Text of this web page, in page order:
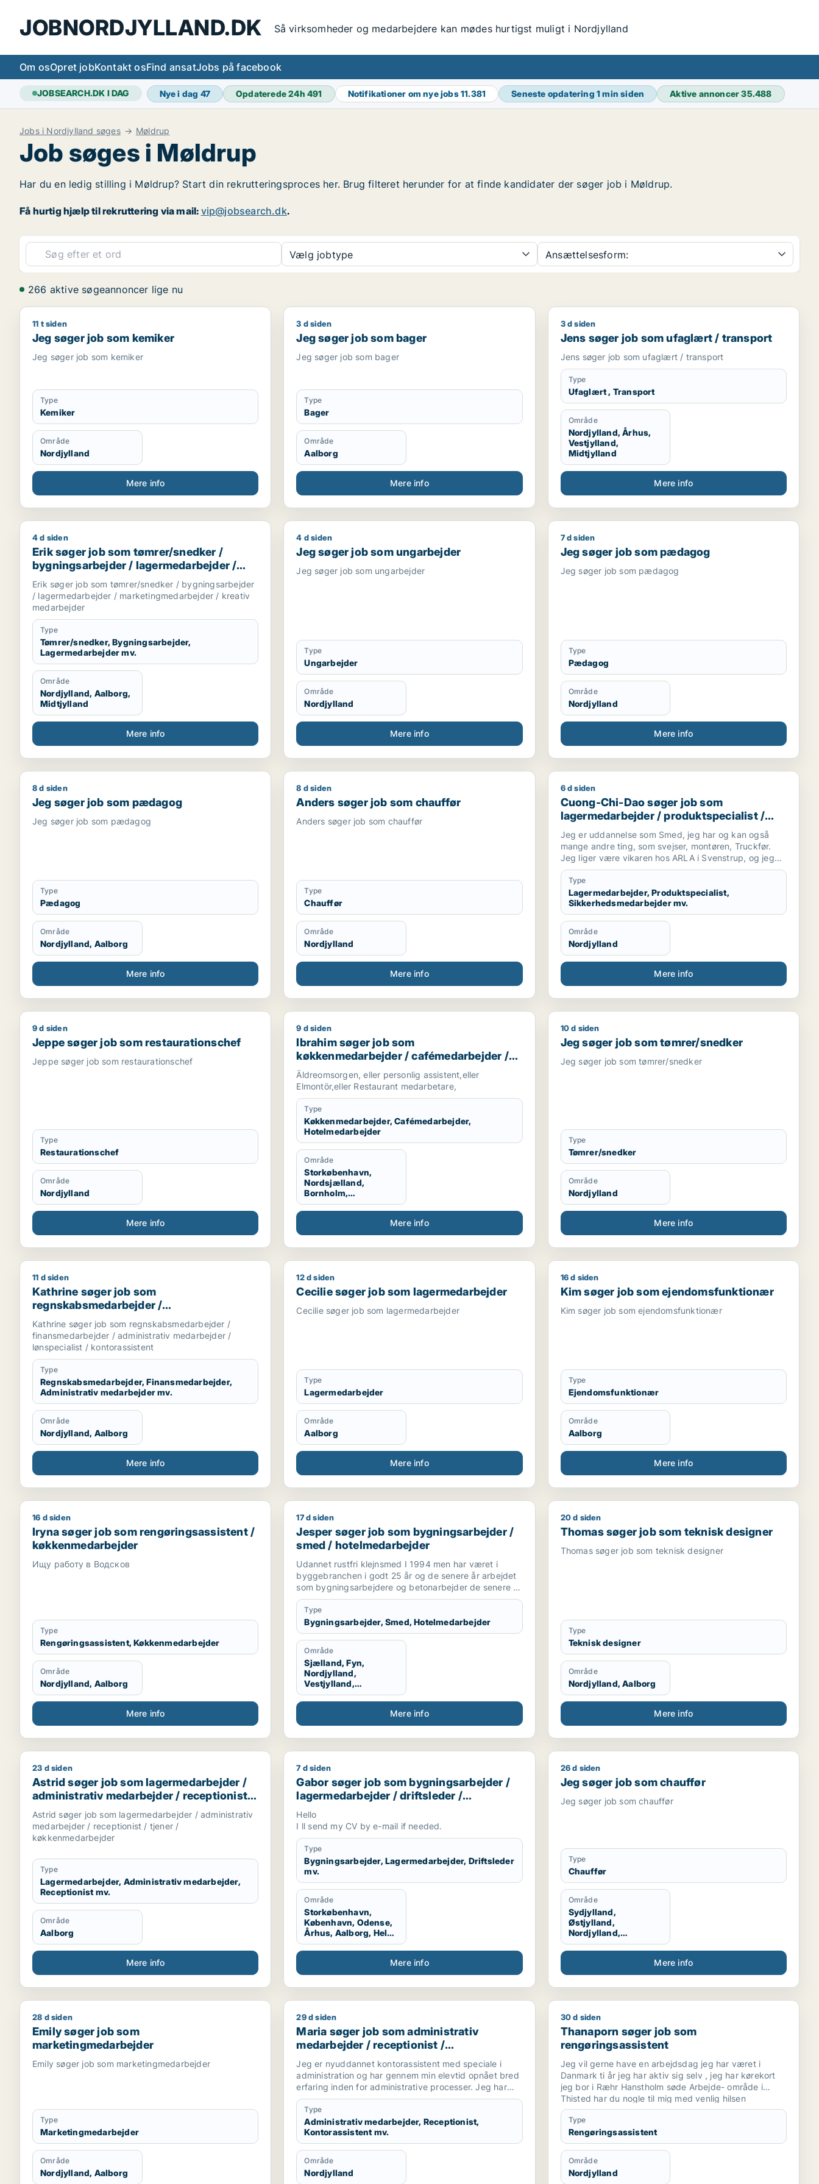
JOBNORDJYLLAND.DK Så virksomheder og medarbejdere kan mødes hurtigst muligt i Nordjylland
Om osOpret jobKontakt osFind ansatJobs på facebook
JOBSEARCH.DK I DAG Nye i dag 47 Opdaterede 24h491 Notifikationer om nye jobs11.381 Seneste opdatering1 min siden Aktive annoncer35.488
Jobs i Nordjylland søges Møldrup
Job søges i Møldrup
Har du en ledig stilling i Møldrup? Start din rekrutteringsproces her. Brug filteret herunder for at finde kandidater der søger job i Møldrup.
Få hurtig hjælp til rekruttering via mail: vip@jobsearch.dk.
Vælg jobtype Ansættelsesform:
266 aktive søgeannoncer lige nu
Jeg søger job som kemiker
11 t siden
Jeg søger job som kemiker
Jeg søger job som kemiker
Type
Kemiker
Område
Nordjylland
Mere info
Jeg søger job som bager
3 d siden
Jeg søger job som bager
Jeg søger job som bager
Type
Bager
Område
Aalborg
Mere info
Jens søger job som ufaglært / transport
3 d siden
Jens søger job som ufaglært / transport
Jens søger job som ufaglært / transport
Type
Ufaglært , Transport
Område
Nordjylland, Århus,
Vestjylland,
Midtjylland
Mere info
Erik søger job som tømrer/snedker / bygningsarbejder / lagermedarbejder / marketingmedarbejder / kreativ medarbejder
4 d siden
Erik søger job som tømrer/snedker /
bygningsarbejder / lagermedarbejder /
marketingmedarbejder / kreativ
medarbejder
Erik søger job som tømrer/snedker / bygningsarbejder
/ lagermedarbejder / marketingmedarbejder / kreativ
medarbejder
Type
Tømrer/snedker, Bygningsarbejder,
Lagermedarbejder mv.
Område
Nordjylland, Aalborg,
Midtjylland
Mere info
Jeg søger job som ungarbejder
4 d siden
Jeg søger job som ungarbejder
Jeg søger job som ungarbejder
Type
Ungarbejder
Område
Nordjylland
Mere info
Jeg søger job som pædagog
7 d siden
Jeg søger job som pædagog
Jeg søger job som pædagog
Type
Pædagog
Område
Nordjylland
Mere info
Jeg søger job som pædagog
8 d siden
Jeg søger job som pædagog
Jeg søger job som pædagog
Type
Pædagog
Område
Nordjylland, Aalborg
Mere info
Anders søger job som chauffør
8 d siden
Anders søger job som chauffør
Anders søger job som chauffør
Type
Chauffør
Område
Nordjylland
Mere info
Cuong-Chi-Dao søger job som lagermedarbejder /
6 d siden
Cuong-Chi-Dao søger job som
lagermedarbejder / produktspecialist /
sikkerhedsmedarbejder / smed /
logistikmedarbejder
Jeg er uddannelse som Smed, jeg har og kan også
mange andre ting, som svejser, montøren, Truckfør.
Jeg liger være vikaren hos ARLA i Svenstrup, og jeg
kan beviser at jeg er gode medarbejder......
Type
Lagermedarbejder, Produktspecialist,
Sikkerhedsmedarbejder mv.
Område
Nordjylland
Mere info
Jeppe søger job som restaurationschef
9 d siden
Jeppe søger job som restaurationschef
Jeppe søger job som restaurationschef
Type
Restaurationschef
Område
Nordjylland
Mere info
Ibrahim søger job som køkkenmedarbejder / cafémedarbejder / hotelmedarbejder
9 d siden
Ibrahim søger job som
køkkenmedarbejder / cafémedarbejder /
hotelmedarbejder
Äldreomsorgen, eller personlig assistent,eller
Elmontör,eller Restaurant medarbetare,
Type
Køkkenmedarbejder, Cafémedarbejder,
Hotelmedarbejder
Område
Storkøbenhavn,
Nordsjælland,
Bornholm,
København, Odense,
Århus, Aalborg, Midt-
Sydsjælland, Hele
Mere info
Jeg søger job som tømrer/snedker
10 d siden
Jeg søger job som tømrer/snedker
Jeg søger job som tømrer/snedker
Type
Tømrer/snedker
Område
Nordjylland
Mere info
Kathrine søger job som regnskabsmedarbejder / finansmedarbejder / administrativ medarbejder / lønspecialist / kontorassistent
11 d siden
Kathrine søger job som
regnskabsmedarbejder /
finansmedarbejder / administrativ
medarbejder / lønspecialist /
kontorassistent
Kathrine søger job som regnskabsmedarbejder /
finansmedarbejder / administrativ medarbejder /
lønspecialist / kontorassistent
Type
Regnskabsmedarbejder, Finansmedarbejder,
Administrativ medarbejder mv.
Område
Nordjylland, Aalborg
Mere info
Cecilie søger job som lagermedarbejder
12 d siden
Cecilie søger job som lagermedarbejder
Cecilie søger job som lagermedarbejder
Type
Lagermedarbejder
Område
Aalborg
Mere info
Kim søger job som ejendomsfunktionær
16 d siden
Kim søger job som ejendomsfunktionær
Kim søger job som ejendomsfunktionær
Type
Ejendomsfunktionær
Område
Aalborg
Mere info
Iryna søger job som rengøringsassistent / køkkenmedarbejder
16 d siden
Iryna søger job som rengøringsassistent /
køkkenmedarbejder
Ищу работу в Водсков
Type
Rengøringsassistent, Køkkenmedarbejder
Område
Nordjylland, Aalborg
Mere info
Jesper søger job som bygningsarbejder / smed / hotelmedarbejder
17 d siden
Jesper søger job som bygningsarbejder /
smed / hotelmedarbejder
Udannet rustfri klejnsmed I 1994 men har været i
byggebranchen i godt 25 år og de senere år arbejdet
som bygningsarbejdere og betonarbejder de senere år
som kranfører som jeg er pt.
Type
Bygningsarbejder, Smed, Hotelmedarbejder
Område
Sjælland, Fyn,
Nordjylland,
Vestjylland,
Midtjylland
Mere info
Thomas søger job som teknisk designer
20 d siden
Thomas søger job som teknisk designer
Thomas søger job som teknisk designer
Type
Teknisk designer
Område
Nordjylland, Aalborg
Mere info
Astrid søger job som lagermedarbejder / administrativ medarbejder / receptionist / tjener / køkkenmedarbejder
23 d siden
Astrid søger job som lagermedarbejder /
administrativ medarbejder / receptionist /
tjener / køkkenmedarbejder
Astrid søger job som lagermedarbejder / administrativ
medarbejder / receptionist / tjener /
køkkenmedarbejder
Type
Lagermedarbejder, Administrativ medarbejder,
Receptionist mv.
Område
Aalborg
Mere info
Gabor søger job som bygningsarbejder / lagermedarbejder / driftsleder / ungarbejder / ufaglært
7 d siden
Gabor søger job som bygningsarbejder /
lagermedarbejder / driftsleder /
ungarbejder / ufaglært
Hello
I ll send my CV by e-mail if needed.
Type
Bygningsarbejder, Lagermedarbejder, Driftsleder
mv.
Område
Storkøbenhavn,
København, Odense,
Århus, Aalborg, Hele
Danmark
Mere info
Jeg søger job som chauffør
26 d siden
Jeg søger job som chauffør
Jeg søger job som chauffør
Type
Chauffør
Område
Sydjylland,
Østjylland,
Nordjylland,
Vestjylland,
Midtjylland
Mere info
Emily søger job som marketingmedarbejder
28 d siden
Emily søger job som
marketingmedarbejder
Emily søger job som marketingmedarbejder
Type
Marketingmedarbejder
Område
Nordjylland, Aalborg
Maria søger job som administrativ medarbejder / receptionist / kontorassistent / hr-medarbejder
29 d siden
Maria søger job som administrativ
medarbejder / receptionist /
kontorassistent / hr-medarbejder
Jeg er nyuddannet kontorassistent med speciale i
administration og har gennem min elevtid opnået bred
erfaring inden for administrative processer. Jeg har
arbejdet med blandt andet fakturering, vareoprettelse,
stamdata, ERP-systemet Navision, ordrebehandling og
kundeservice.
Jeg trives bedst med strukturerede opgaver, klare
processer og kvalitetssikring. Jeg arbejder grundigt
og systematisk og søger en administrativ stilling, hvor
jeg kan bruge mine kompetencer inden for
Type
Administrativ medarbejder, Receptionist,
Kontorassistent mv.
Område
Nordjylland
Thanaporn søger job som rengøringsassistent
30 d siden
Thanaporn søger job som
rengøringsassistent
Jeg vil gerne have en arbejdsdag jeg har været i
Danmark ti år jeg har aktiv sig selv , jeg har kørekort
jeg bor i Ræhr Hanstholm søde Arbejde- område i
Thisted har du nogle til mig med venlig hilsen
Thanaporn
Type
Rengøringsassistent
Område
Nordjylland